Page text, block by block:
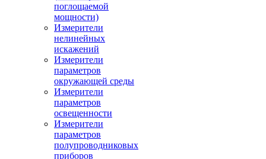
поглощаемой
мощности)
Измерители
нелинейных
искажений
Измерители
параметров
окружающей среды
Измерители
параметров
освещенности
Измерители
параметров
полупроводниковых
приборов